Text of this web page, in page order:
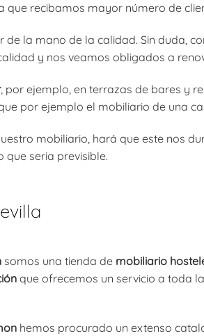
recibamos mayor número de
la mano de la calidad. Sin duda,
y nos veamos obligados a
, por ejemplo, en terrazas de bares y
por ejemplo el mobiliario de una
mobiliario, hará que este nos
seria previsible.
somos una tienda de mobiliario
que ofrecemos un servicio a toda
hemos procurado un extenso